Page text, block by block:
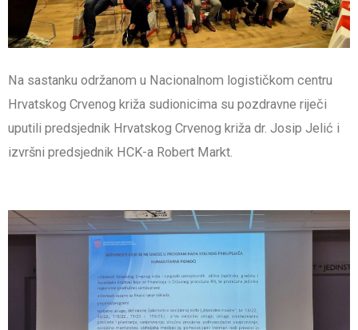
Na sastanku održanom u Nacionalnom logističkom centru
Hrvatskog Crvenog križa sudionicima su pozdravne riječi
uputili predsjednik Hrvatskog Crvenog križa dr. Josip Jelić i
izvršni predsjednik HCK-a Robert Markt.